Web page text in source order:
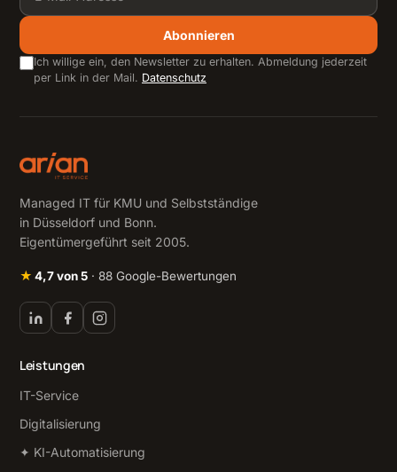
Abonnieren
Ich willige ein, den Newsletter zu erhalten. Abmeldung jederzeit
per Link in der Mail. Datenschutz
Managed IT für KMU und Selbstständige
in Düsseldorf und Bonn.
Eigentümergeführt seit 2005.
★ 4,7 von 5· 88 Google-Bewertungen
Leistungen
IT-Service
Digitalisierung
✦ KI-Automatisierung